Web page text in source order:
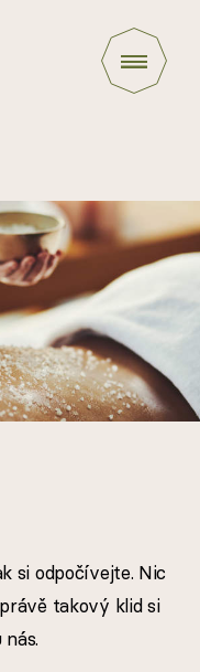
si odpočívejte. Nic
takový klid si